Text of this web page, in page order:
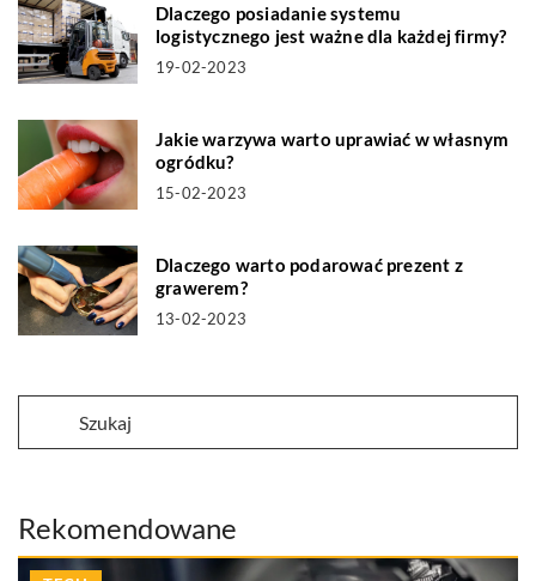
Dlaczego posiadanie systemu
logistycznego jest ważne dla każdej firmy?
19-02-2023
Jakie warzywa warto uprawiać w własnym
ogródku?
15-02-2023
Dlaczego warto podarować prezent z
grawerem?
13-02-2023
Rekomendowane